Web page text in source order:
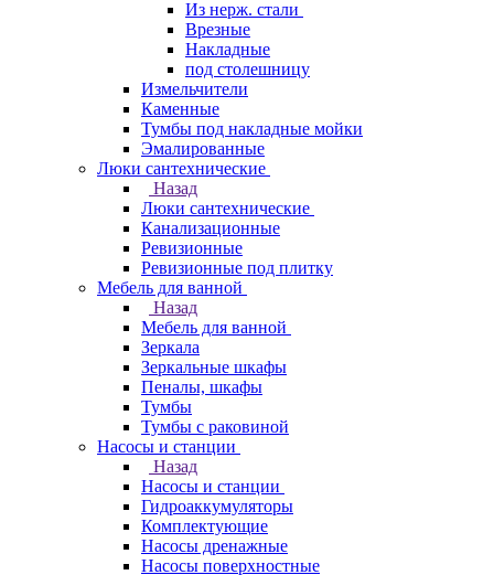
Из нерж. стали
Врезные
Накладные
под столешницу
Измельчители
Каменные
Тумбы под накладные мойки
Эмалированные
Люки сантехнические
Назад
Люки сантехнические
Канализационные
Ревизионные
Ревизионные под плитку
Мебель для ванной
Назад
Мебель для ванной
Зеркала
Зеркальные шкафы
Пеналы, шкафы
Тумбы
Тумбы с раковиной
Насосы и станции
Назад
Насосы и станции
Гидроаккумуляторы
Комплектующие
Насосы дренажные
Насосы поверхностные